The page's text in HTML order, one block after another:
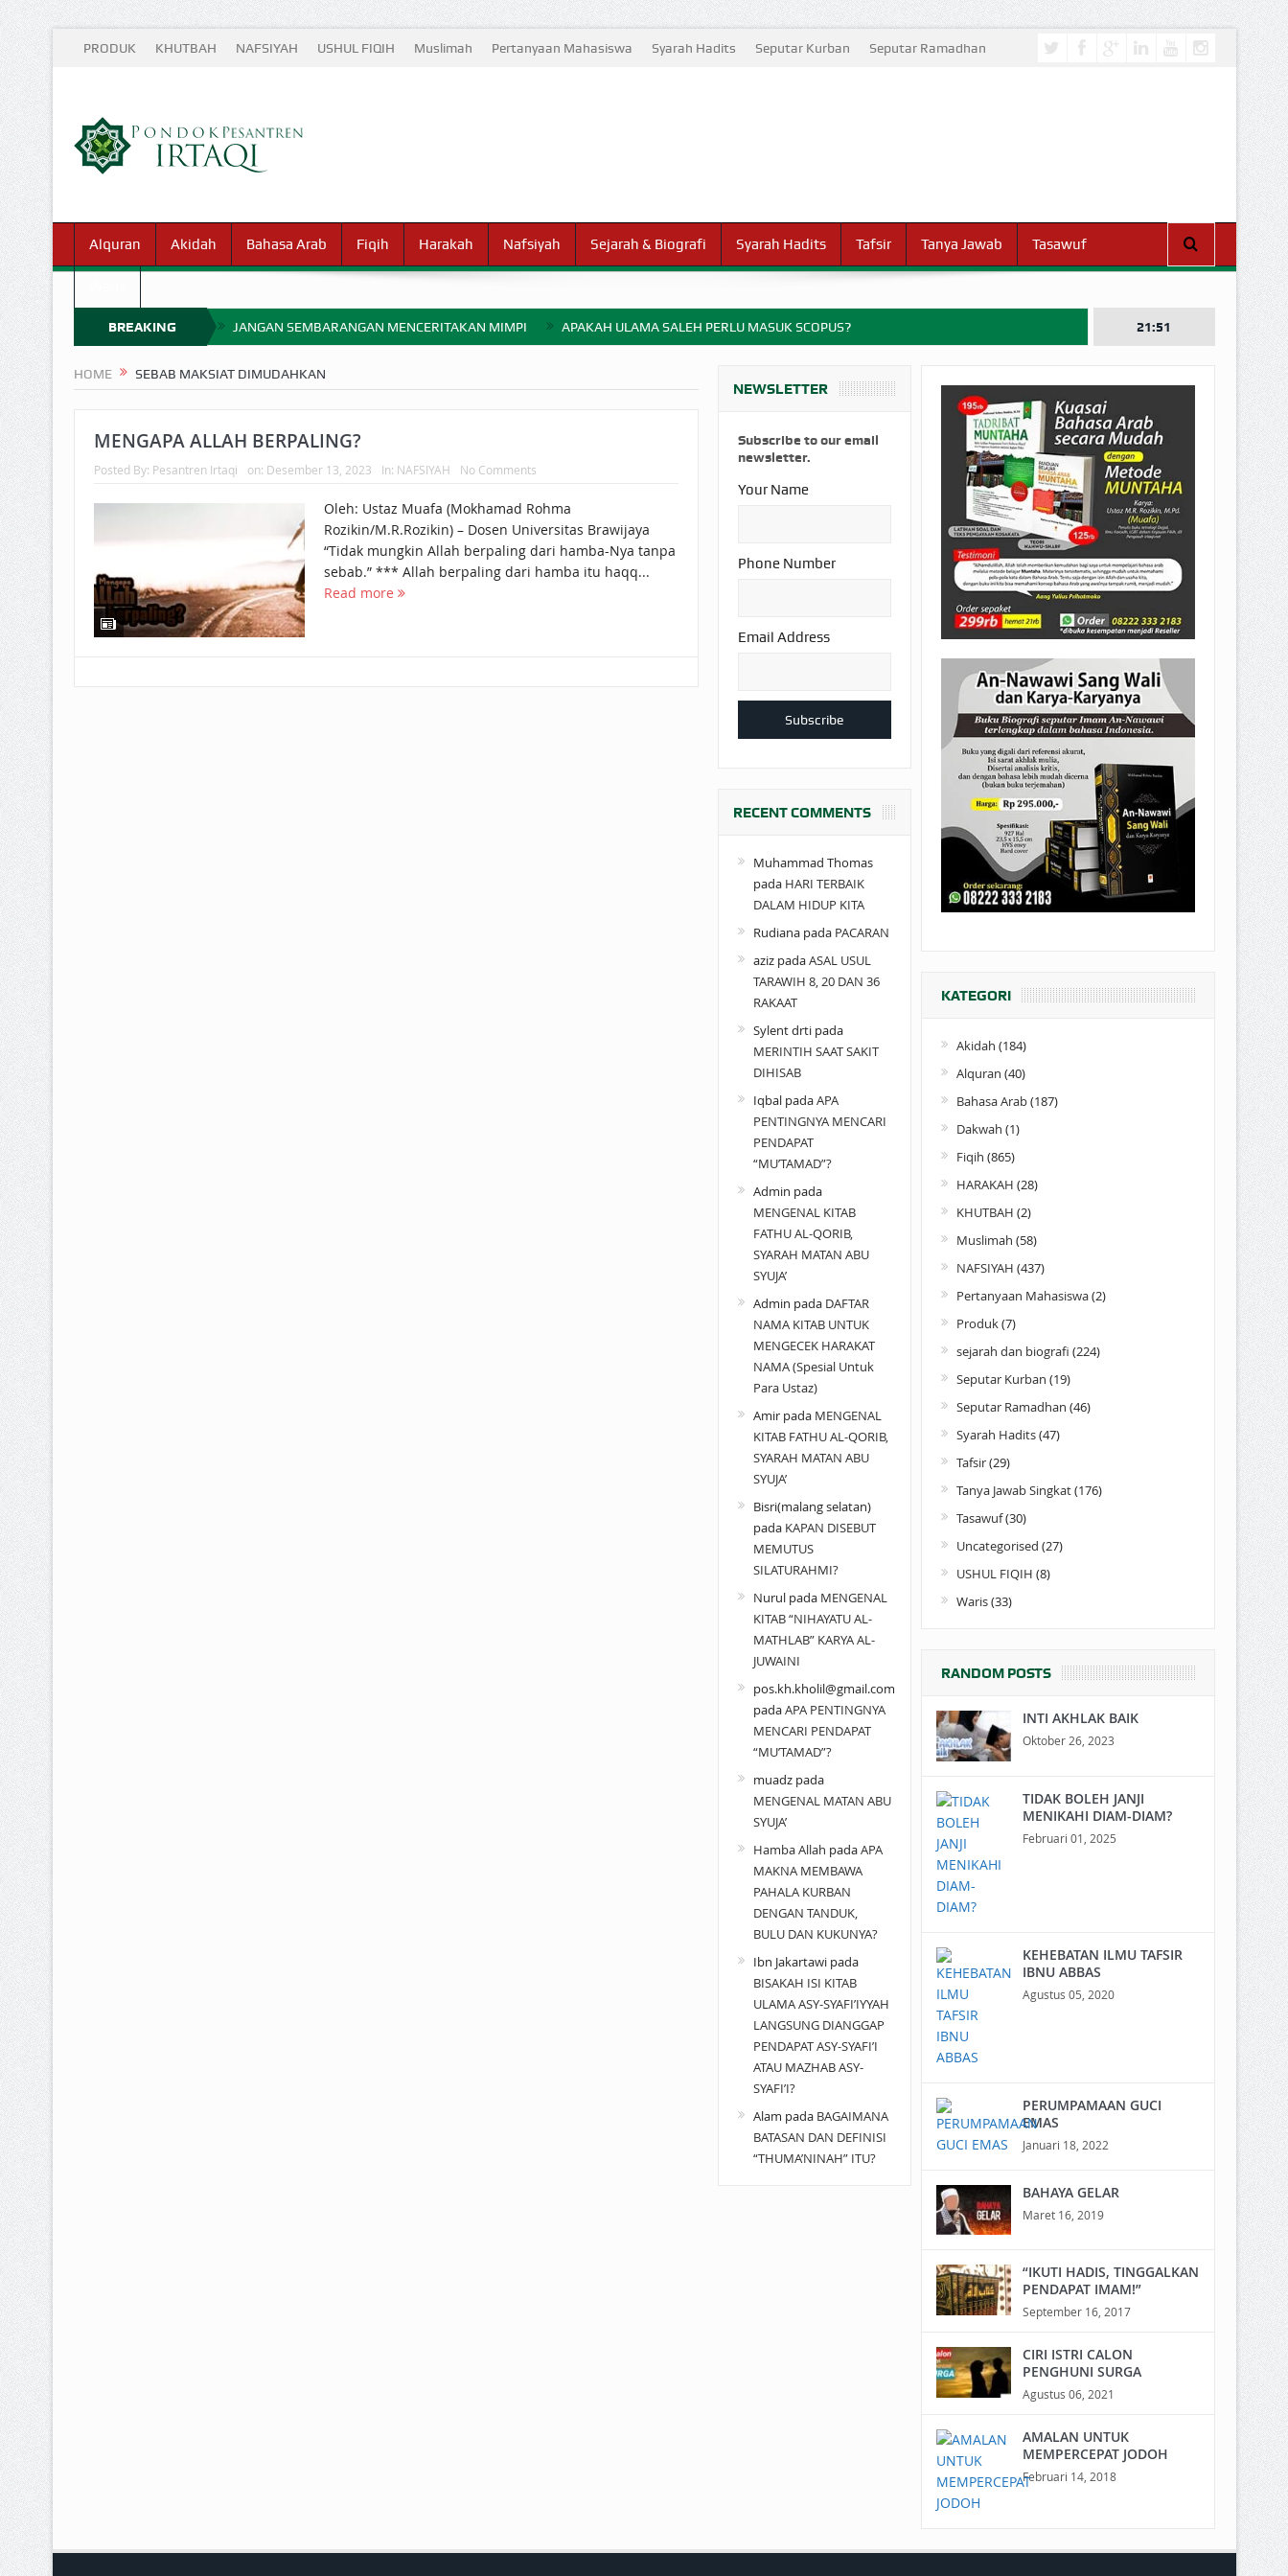
PRODUK KHUTBAH NAFSIYAH USHUL FIQIH Muslimah Pertanyaan Mahasiswa Syarah Hadits Seputar Kurban Seputar Ramadhan
Alquran Akidah Bahasa Arab Fiqih Harakah Nafsiyah Sejarah & Biografi Syarah Hadits Tafsir Tanya Jawab Tasawuf
BREAKING
NEWS
JANGAN SEMBARANGAN MENCERITAKAN MIMPI APAKAH ULAMA SALEH PERLU MASUK SCOPUS?
HAKIKAT NIKMAT DI DUNIA!
BAGAIMANA CARA MEMBAYAR ZAKAT UANG? UANG HARAM BISA MENJADI HALAL JIKA SEBAB KEPEMILIKANNYA BERUBAH
ISTIDLAL BATIL VS ISTIDLAL SYAR’I BAHASA CINTA KARENA ALLAH HUKUM MEMBAYAR ZAKAT DENGAN CARA MENGANGSUR
HUKUM MEMBAYAR ZAKAT KEPADA KERABAT SENDIRI
21:51
HOME SEBAB MAKSIAT DIMUDAHKAN
MENGAPA ALLAH BERPALING?
Posted By: Pesantren Irtaqi on: Desember 13, 2023 In: NAFSIYAH No Comments
Oleh: Ustaz Muafa (Mokhamad Rohma
Rozikin/M.R.Rozikin) – Dosen Universitas Brawijaya
“Tidak mungkin Allah berpaling dari hamba-Nya tanpa
sebab.” *** Allah berpaling dari hamba itu haqq...
Read more
NEWSLETTER
Subscribe to our email
newsletter.
Your Name
Phone Number
Email Address
RECENT COMMENTS
Muhammad Thomas
pada HARI TERBAIK
DALAM HIDUP KITA
Rudianapada PACARAN
azizpadaASAL USUL
TARAWIH 8, 20 DAN 36
RAKAAT
Sylent drtipada
MERINTIH SAAT SAKIT
DIHISAB
IqbalpadaAPA
PENTINGNYA MENCARI
PENDAPAT
“MU’TAMAD”?
Admin pada
MENGENAL KITAB
FATHU AL-QORIB,
SYARAH MATAN ABU
SYUJA’
Admin pada DAFTAR
NAMA KITAB UNTUK
MENGECEK HARAKAT
NAMA (Spesial Untuk
Para Ustaz)
Amirpada MENGENAL
KITAB FATHU AL-QORIB,
SYARAH MATAN ABU
SYUJA’
Bisri(malang selatan)
pada KAPAN DISEBUT
MEMUTUS
SILATURAHMI?
Nurulpada MENGENAL
KITAB “NIHAYATU AL-
MATHLAB” KARYA AL-
JUWAINI
pos.kh.kholil@gmail.com
padaAPA PENTINGNYA
MENCARI PENDAPAT
“MU’TAMAD”?
muadzpada
MENGENAL MATAN ABU
SYUJA’
Hamba Allah padaAPA
MAKNA MEMBAWA
PAHALA KURBAN
DENGAN TANDUK,
BULU DAN KUKUNYA?
Ibn Jakartawipada
BISAKAH ISI KITAB
ULAMA ASY-SYAFI’IYYAH
LANGSUNG DIANGGAP
PENDAPAT ASY-SYAFI’I
ATAU MAZHAB ASY-
SYAFI’I?
Alam pada BAGAIMANA
BATASAN DAN DEFINISI
“THUMA’NINAH” ITU?
KATEGORI
Akidah (184)
Alquran (40)
Bahasa Arab(187)
Dakwah (1)
Fiqih (865)
HARAKAH (28)
KHUTBAH (2)
Muslimah (58)
NAFSIYAH (437)
Pertanyaan Mahasiswa(2)
Produk(7)
sejarah dan biografi (224)
Seputar Kurban (19)
Seputar Ramadhan (46)
Syarah Hadits(47)
Tafsir(29)
Tanya Jawab Singkat(176)
Tasawuf(30)
Uncategorised (27)
USHUL FIQIH (8)
Waris(33)
RANDOM POSTS
INTI AKHLAK BAIK
Oktober 26, 2023
TIDAK BOLEH JANJI
MENIKAHI DIAM-DIAM?
Februari 01, 2025
KEHEBATAN ILMU TAFSIR
IBNU ABBAS
Agustus 05, 2020
PERUMPAMAAN GUCI
EMAS
Januari 18, 2022
BAHAYA GELAR
Maret 16, 2019
“IKUTI HADIS, TINGGALKAN
PENDAPAT IMAM!”
September 16, 2017
CIRI ISTRI CALON
PENGHUNI SURGA
Agustus 06, 2021
AMALAN UNTUK
MEMPERCEPAT JODOH
Februari 14, 2018